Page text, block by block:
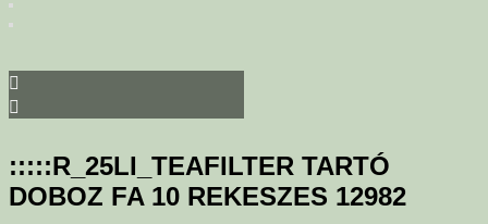
:::::R_25LI_TEAFILTER TARTÓ
DOBOZ FA 10 REKESZES 12982